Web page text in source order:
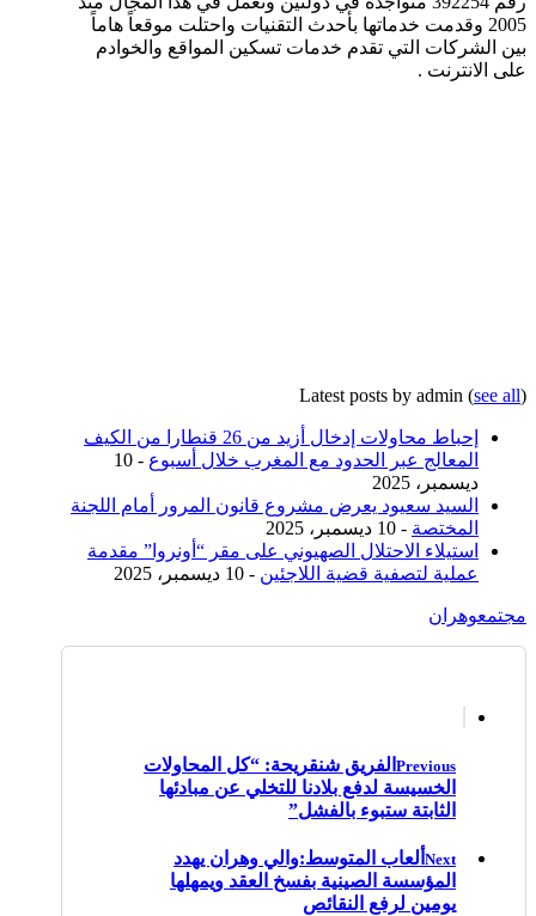
2005 وقدمت خدماتها بأحدث التقنيات واحتلت موقعاً هاماً
بين الشركات التي تقدم خدمات تسكين المواقع والخوادم
على الانترنت .
Latest posts by admin (see all)
إحباط محاولات إدخال أزيد من 26 قنطارا من الكيف
المعالج عبر الحدود مع المغرب خلال أسبوع
- 10
ديسمبر، 2025
السيد سعيود يعرض مشروع قانون المرور أمام اللجنة
المختصة - 10 ديسمبر، 2025
استيلاء الاحتلال الصهيوني على مقر “أونروا” مقدمة
عملية لتصفية قضية اللاجئين - 10 ديسمبر، 2025
مجتمعوهران
Previous الفريق شنقريحة: “كل المحاولات
الخسيسة لدفع بلادنا للتخلي عن مبادئها
الثابتة ستبوء بالفشل”
Next ألعاب المتوسط:والي وهران يهدد
المؤسسة الصينية بفسخ العقد ويمهلها
يومين لرفع النقائص